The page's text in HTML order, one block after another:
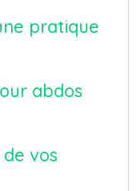
pratique
abdos
de vos